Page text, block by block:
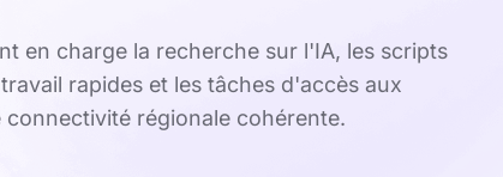
en charge la recherche sur l'IA, les scripts
rapides et les tâches d'accès aux
régionale cohérente.